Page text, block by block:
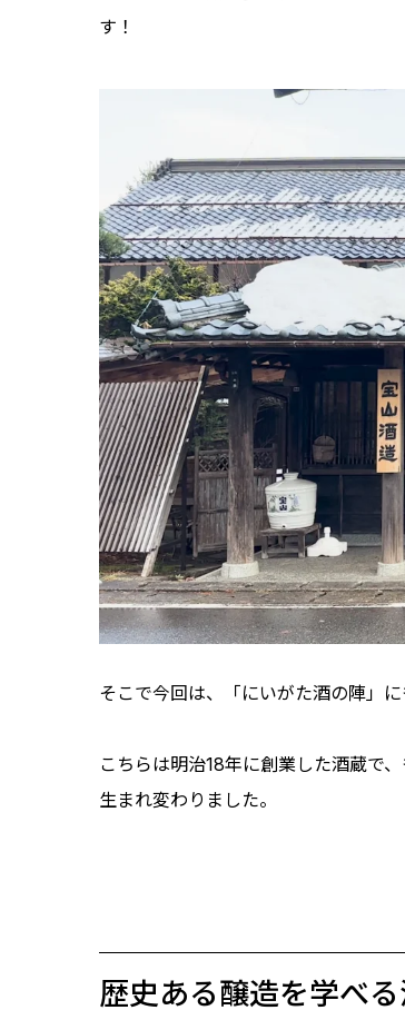
す！
そこで今回は、「にいがた酒の陣」
こちらは明治18年に創業した酒蔵で
生まれ変わりました。
歴史ある醸造を学べ